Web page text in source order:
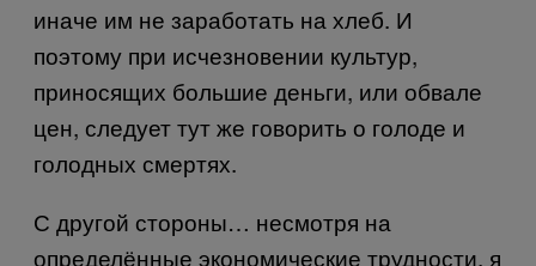
иначе им не заработать на хлеб. И
поэтому при исчезновении культур,
приносящих большие деньги, или обвале
цен, следует тут же говорить о голоде и
голодных смертях.
С другой стороны… несмотря на
определённые экономические трудности, я